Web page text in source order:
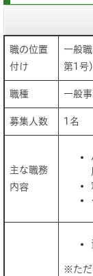
職の位置
付け
一般
第1号）
職種 一般
募集人数 1名
主な職務
内容
※ただ